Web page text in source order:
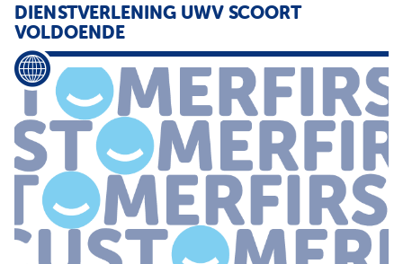
DIENSTVERLENING UWV SCOORT
VOLDOENDE